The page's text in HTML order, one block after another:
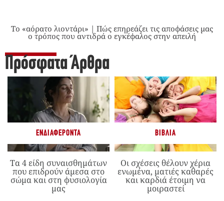
Το «αόρατο λιοντάρι» | Πώς επηρεάζει τις αποφάσεις μας
ο τρόπος που αντιδρά ο εγκέφαλος στην απειλή
Πρόσφατα Άρθρα
ΕΝΔΙΑΦΈΡΟΝΤΑ
Τα 4 είδη συναισθημάτων
που επιδρούν άμεσα στο
σώμα και στη φυσιολογία
μας
ΒΙΒΛΊΑ
Οι σχέσεις θέλουν χέρια
ενωμένα, ματιές καθαρές
και καρδιά έτοιμη να
μοιραστεί